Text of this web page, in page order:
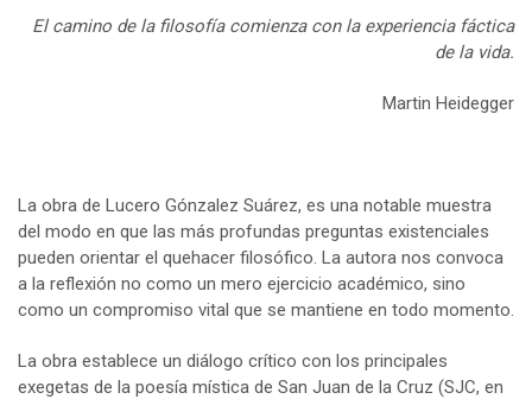
El camino de la filosofía comienza con la experiencia fáctica
de la vida.
Martin Heidegger
La obra de Lucero Gónzalez Suárez, es una notable muestra
del modo en que las más profundas preguntas existenciales
pueden orientar el quehacer filosófico. La autora nos convoca
a la reflexión no como un mero ejercicio académico, sino
como un compromiso vital que se mantiene en todo momento.
La obra establece un diálogo crítico con los principales
exegetas de la poesía mística de San Juan de la Cruz (SJC, en